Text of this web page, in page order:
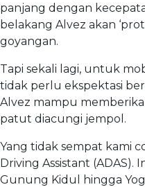
panjang dengan
belakang Alvez akan
goyangan.
Tapi sekali lagi, untuk
tidak perlu ekspektasi
Alvez mampu
patut diacungi jempol.
Yang tidak sempat kami
Driving Assistant (ADAS).
Gunung Kidul hingga